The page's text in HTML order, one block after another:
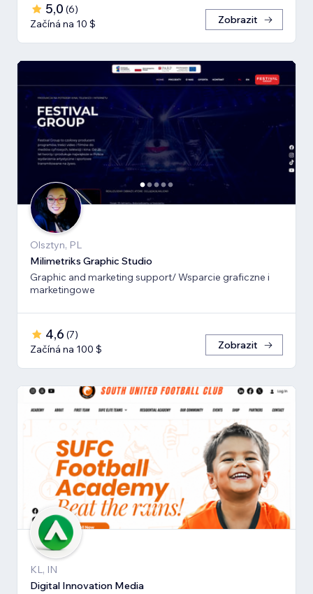
5,0 (6)
Začíná na 10 $
Zobrazit
Olsztyn, PL
Milimetriks Graphic Studio
Graphic and marketing support/ Wsparcie graficzne i
marketingowe
4,6 (7)
Začíná na 100 $
Zobrazit
KL, IN
Digital Innovation Media